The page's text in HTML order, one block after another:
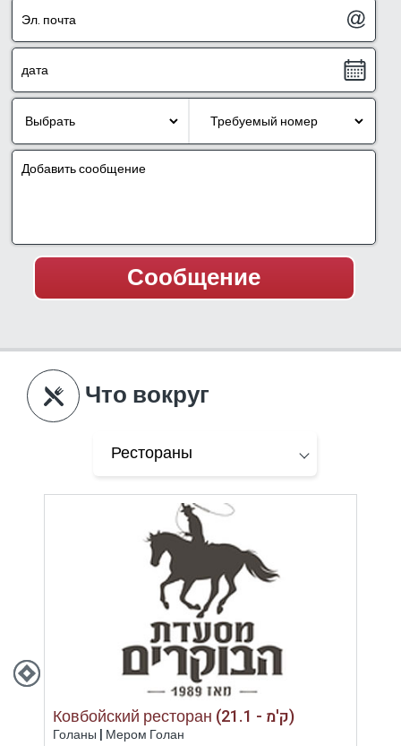
Что вокруг
Ковбойский ресторан (21.1 - ק'מ)
Голаны | Мером Голан